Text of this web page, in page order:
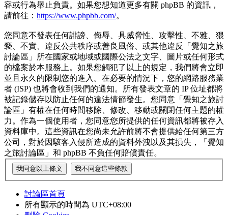
容或行為舉止負責。如果您想知道更多有關 phpBB 的資訊，
請前往： https://www.phpbb.com/。
您同意不發表任何誹謗、侮辱、具威脅性、攻擊性、不雅、猥
褻、不實、違反公共秩序或善良風俗、或其他違反「覺知之旅
討論區」所在國家或地域或國際公法之文字、圖片或任何形式
的檔案於本服務上。如果您觸犯了以上的規定，我們將會立即
並且永久的限制您的進入。在必要的情況下，您的網路服務業
者 (ISP) 也將會收到我們的通知。所有發表文章的 IP 位址都將
被記錄儲存以防止任何的違法情節發生。您同意「覺知之旅討
論區」有權在任何時間移除、修改、移動或關閉任何主題的權
力。作為一個使用者，您同意您所提供的任何資訊都將被存入
資料庫中。這些資訊在您尚未允許前將不會提供給任何第三方
公司，對於因駭客入侵所造成的資料外洩以及其損失，「覺知
之旅討論區」和 phpBB 不負任何賠償責任。
討論區首頁
所有顯示的時間為 UTC+08:00